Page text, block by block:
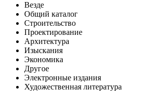
Везде
Общий каталог
Строительство
Проектирование
Архитектура
Изыскания
Экономика
Другое
Электронные издания
Художественная литература